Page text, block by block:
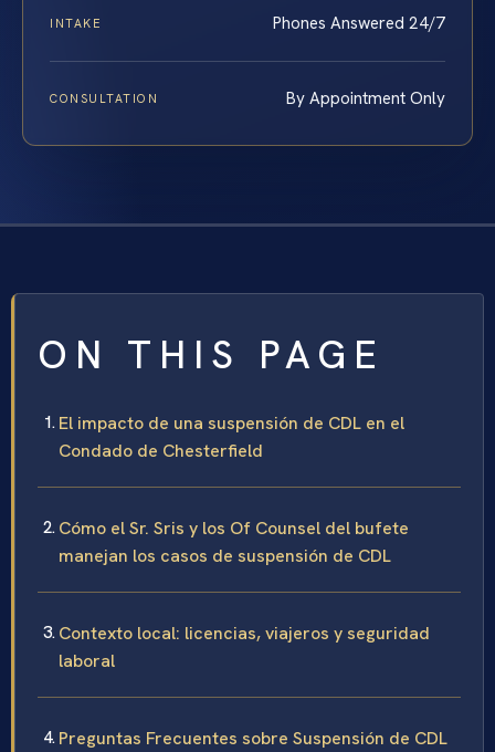
INTAKE Phones Answered 24/7
CONSULTATION By Appointment Only
ON THIS PAGE
El impacto de una suspensión de CDL en el
Condado de Chesterfield
Cómo el Sr. Sris y los Of Counsel del bufete
manejan los casos de suspensión de CDL
Contexto local: licencias, viajeros y seguridad
laboral
Preguntas Frecuentes sobre Suspensión de CDL